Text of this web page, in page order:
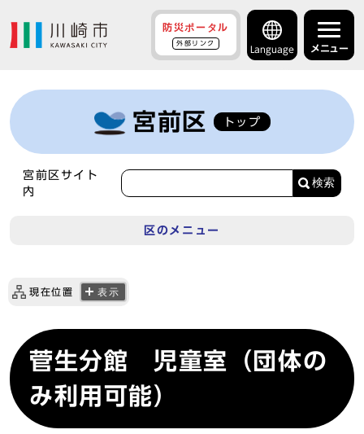
防災ポータル
外部リンク
Language メニュー
宮前区 トップ
宮前区サイト
内
検索
区のメニュー
現在位置 表示
菅生分館 児童室（団体の
み利用可能）